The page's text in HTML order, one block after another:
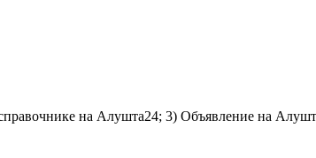
на Алушта24; 3) Объявление на